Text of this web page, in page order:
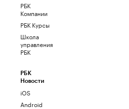
РБК
Компании
РБК Курсы
Школа
управления
РБК
РБК
Новости
iOS
Android